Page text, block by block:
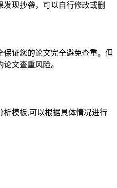
现抄袭，可以自行修改或删
证您的论文完全避免查重。但
文查重风险。
析模板,可以根据具体情况进行